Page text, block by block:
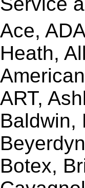
Ace,
Heath,
ART,
Baldwin,
Botex,